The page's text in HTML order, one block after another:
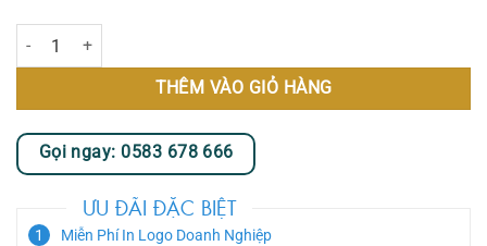
Mint Cloud số lượng
THÊM VÀO GIỎ HÀNG
Gọi ngay: 0583 678 666
ƯU ĐÃI ĐẶC BIỆT
Miễn Phí In Logo Doanh Nghiệp